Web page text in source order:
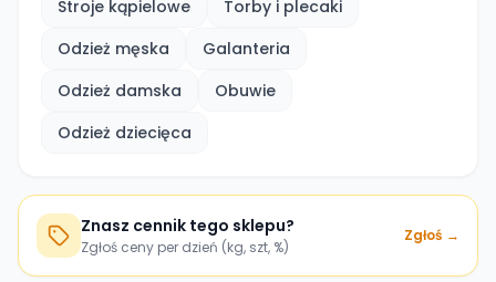
Stroje kąpielowe
Torby i plecaki
Odzież męska
Galanteria
Odzież damska
Obuwie
Odzież dziecięca
Znasz cennik tego sklepu?
Zgłoś ceny per dzień (kg, szt, %)
Zgłoś →